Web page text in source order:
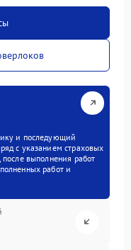
и последующий
с указанием страховых
после выполнения работ
работ и